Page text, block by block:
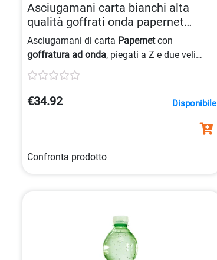
Asciugamani carta bianchi alta
qualità goffrati onda papernet
58013924417936
Asciugamani di carta Papernetcon
goffratura ad onda, piegati a Z e due veli
incollati, estrazione singola, elevata qualità,
formato 23,4×23 cm, ideali per il
€34.92 Disponibile
Confronta prodotto